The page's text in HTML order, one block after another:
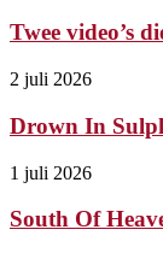
Twee video’s
2 juli 2026
Drown In
1 juli 2026
South Of